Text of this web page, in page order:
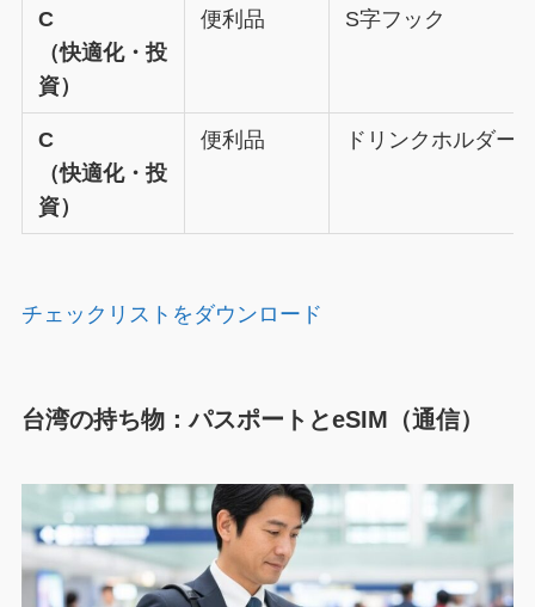
C
（快適化・投
資）
便利品 S字フック
C
（快適化・投
資）
便利品 ドリンクホルダー
チェックリストをダウンロード
台湾の持ち物：パスポートとeSIM（通信）